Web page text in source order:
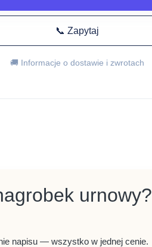
📞 Zapytaj
🚚 Informacje o dostawie i zwrotach
urnowy?
napisu — wszystko w jednej cenie.